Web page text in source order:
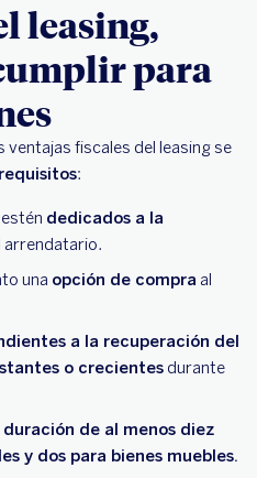
leasing,
para
ventajas fiscales del leasing se
requisitos:
dedicados a la
arrendatario.
una opción de compra al
a la recuperación del
o crecientes durante
duración de al menos diez
y dos para bienes muebles.